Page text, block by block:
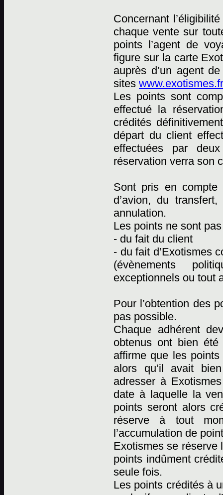
Concernant
chaque vente sur
points l’agent de
figure sur la carte
auprès d’un agent
sites
Les points sont
effectué la
crédités
départ du client
effectuées par
réservation verra son
Sont pris en compte
d’avion, du
annulation.
Les points ne sont
- du fait du client
- du fait d’Exotismes
(évènements
exceptionnels ou tout
Pour l’obtention des
pas possible.
Chaque adhérent
obtenus ont bien
affirme que les
alors qu’il avait
adresser à
date à laquelle la
points seront alors
réserve à tout
l’accumulation de
Exotismes se réserve
points indûment
seule fois.
Les points crédités à